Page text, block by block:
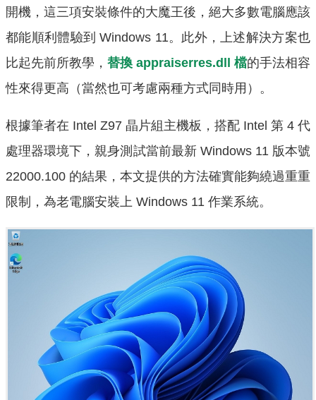
開機，這三項安裝條件的大魔王後，絕大多數電腦應該
都能順利體驗到 Windows 11。此外，上述解決方案也
比起先前所教學， 替換 appraiserres.dll 檔的手法相容
性來得更高（當然也可考慮兩種方式同時用）。
根據筆者在 Intel Z97 晶片組主機板，搭配 Intel 第 4 代
處理器環境下，親身測試當前最新 Windows 11 版本號
22000.100 的結果，本文提供的方法確實能夠繞過重重
限制，為老電腦安裝上 Windows 11 作業系統。